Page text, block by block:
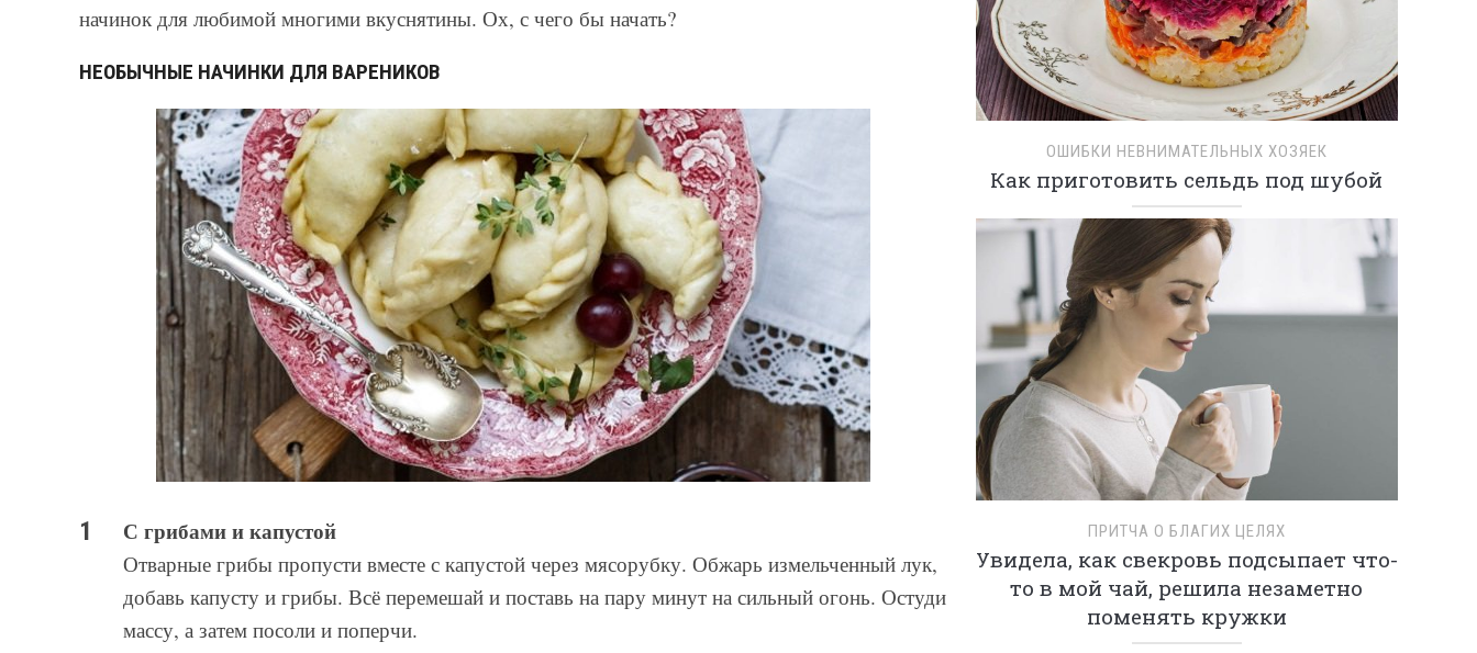
начинок для любимой многими вкуснятины. Ох, с чего бы начать?
НЕОБЫЧНЫЕ НАЧИНКИ ДЛЯ ВАРЕНИКОВ
С грибами и капустой
Отварные грибы пропусти вместе с капустой через мясорубку. Обжарь измельченный лук,
добавь капусту и грибы. Всё перемешай и поставь на пару минут на сильный огонь. Остуди
массу, а затем посоли и поперчи.
ОШИБКИ НЕВНИМАТЕЛЬНЫХ ХОЗЯЕК
Как приготовить сельдь под шубой
ПРИТЧА О БЛАГИХ ЦЕЛЯХ
Увидела, как свекровь подсыпает что-
то в мой чай, решила незаметно
поменять кружки